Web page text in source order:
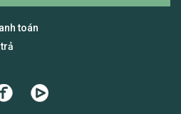
toán